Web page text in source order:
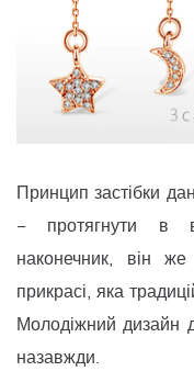
Принцип застібки
− протягнути в
наконечник, він же
прикрасі, яка
Молодіжний дизайн
назавжди.